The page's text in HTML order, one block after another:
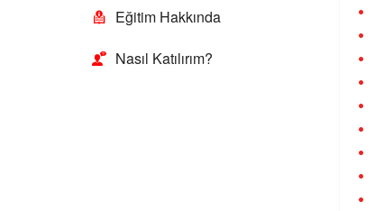
Eğitim Hakkında
Nasıl Katılırım?